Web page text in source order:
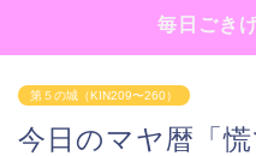
毎日ごき
第５の城（KIN209〜260）
今日のマヤ暦「